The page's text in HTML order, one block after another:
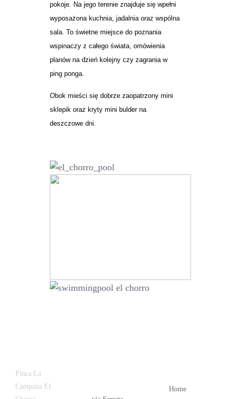
pokoje. Na jego terenie znajduje się wpełni
wyposażona kuchnia, jadalnia oraz wspólna
sala. To świetne miejsce do poznania
wspinaczy z całego świata, omówienia
planów na dzień kolejny czy zagrania w
ping ponga.
Obok mieści się dobrze zaopatrzony mini
sklepik oraz kryty mini bulder na
deszczowe dni.
Finca La
Campana El
Home